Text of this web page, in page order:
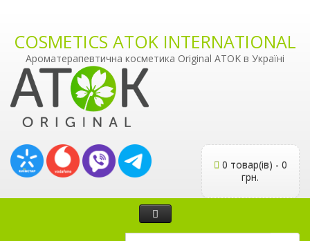
COSMETICS ATOK INTERNATIONAL
Ароматерапевтична косметика Original ATOK в Україні
0 товар(ів) - 0
грн.